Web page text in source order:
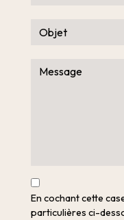
En cochant cette
particulières ci-